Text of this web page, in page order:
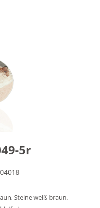
5r
Steine weiß-braun,